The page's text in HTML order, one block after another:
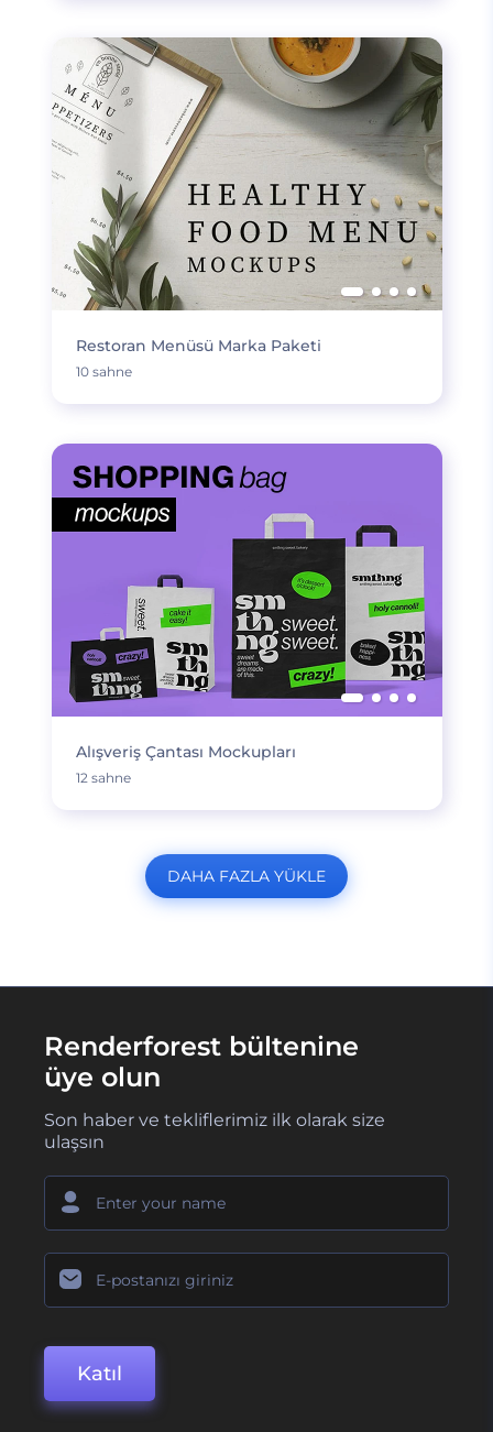
Restoran Menüsü Marka Paketi
10 sahne
Alışveriş Çantası Mockupları
12 sahne
DAHA FAZLA YÜKLE
Renderforest bültenine
üye olun
Son haber ve tekliflerimiz ilk olarak size
ulaşsın
Katıl